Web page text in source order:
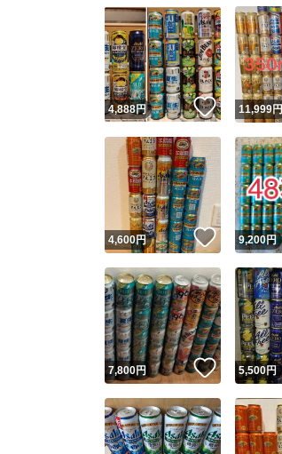
4,888円 いいね！
11,999円
4,600円 いいね！
9,200円
7,800円 いいね！
5,500円